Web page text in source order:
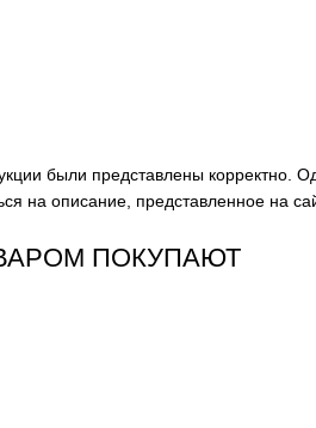
были представлены корректно.
на описание, представленное на
ПОКУПАЮТ